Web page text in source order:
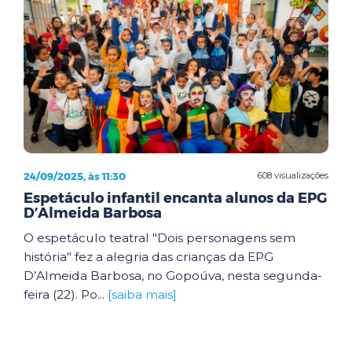
608 visualizações
24/09/2025, às 11:30
Espetáculo infantil encanta alunos da EPG
D’Almeida Barbosa
O espetáculo teatral "Dois personagens sem
história" fez a alegria das crianças da EPG
D’Almeida Barbosa, no Gopoúva, nesta segunda-
feira (22). Po... [saiba mais]